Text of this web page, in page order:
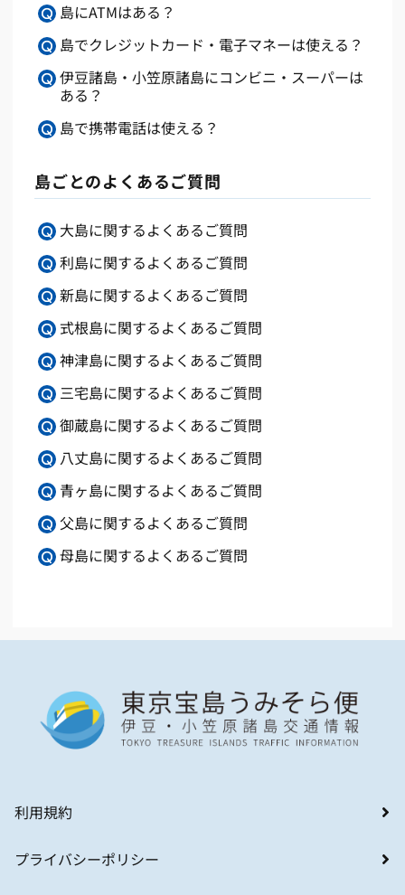
島にATMはある？
島でクレジットカード・電子マネーは使える？
伊豆諸島・小笠原諸島にコンビニ・スーパーは
ある？
島で携帯電話は使える？
島ごとのよくあるご質問
大島に関するよくあるご質問
利島に関するよくあるご質問
新島に関するよくあるご質問
式根島に関するよくあるご質問
神津島に関するよくあるご質問
三宅島に関するよくあるご質問
御蔵島に関するよくあるご質問
八丈島に関するよくあるご質問
青ヶ島に関するよくあるご質問
父島に関するよくあるご質問
母島に関するよくあるご質問
利用規約
プライバシーポリシー